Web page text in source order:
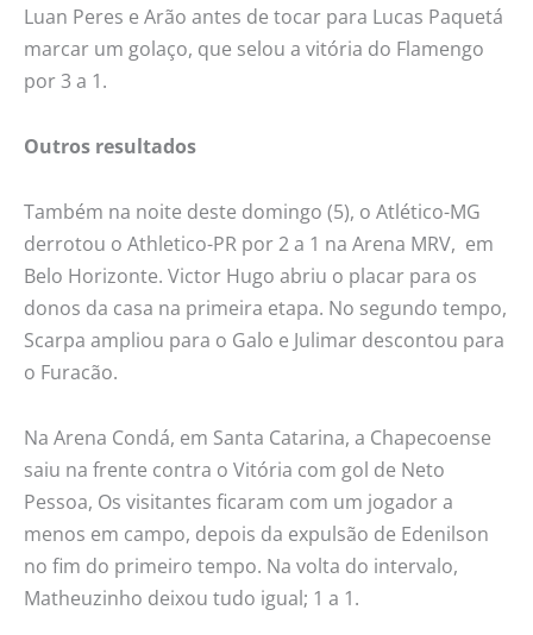
Luan Peres e Arão antes de tocar para Lucas Paquetá
marcar um golaço, que selou a vitória do Flamengo
por 3 a 1.
Outros resultados
Também na noite deste domingo (5), o Atlético-MG
derrotou o Athletico-PR por 2 a 1 na Arena MRV, em
Belo Horizonte. Victor Hugo abriu o placar para os
donos da casa na primeira etapa. No segundo tempo,
Scarpa ampliou para o Galo e Julimar descontou para
o Furacão.
Na Arena Condá, em Santa Catarina, a Chapecoense
saiu na frente contra o Vitória com gol de Neto
Pessoa, Os visitantes ficaram com um jogador a
menos em campo, depois da expulsão de Edenilson
no fim do primeiro tempo. Na volta do intervalo,
Matheuzinho deixou tudo igual; 1 a 1.